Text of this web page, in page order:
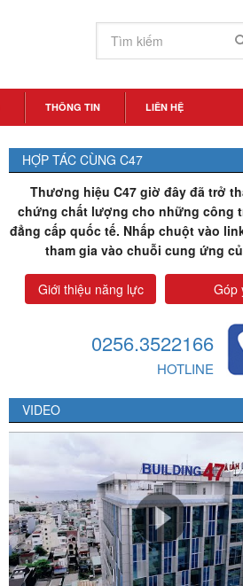
THÔNG TIN LIÊN HỆ
HỢP TÁC CÙNG C47
Thương hiệu C47 giờ đây đã trở
chứng chất lượng cho những công
đẳng cấp quốc tế. Nhấp chuột vào
tham gia vào chuỗi cung ứng
Giới thiệu năng lực Góp
0256.3522166
HOTLINE
VIDEO